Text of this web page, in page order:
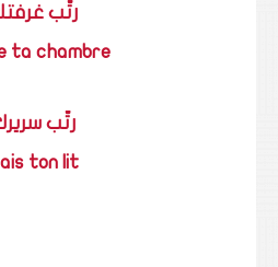
رتّب
ta chambre
رتّب
ton lit